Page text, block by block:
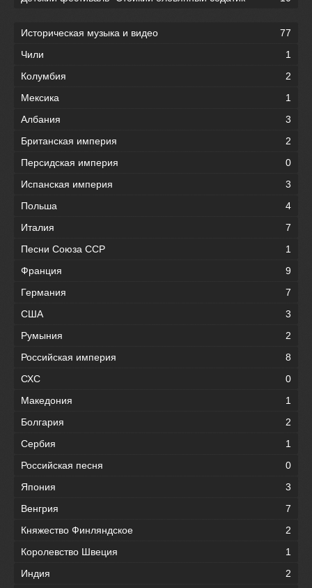
Историческая музыка и видео
77
Чили
1
Колумбия
2
Мексика
1
Албания
3
Британская империя
2
Персидская империя
0
Испанская империя
3
Польша
4
Италия
7
Песни Союза ССР
1
Франция
9
Германия
7
США
3
Румыния
2
Российская империя
8
СХС
0
Македония
1
Болгария
2
Сербия
1
Российская песня
0
Япония
3
Венгрия
7
Княжество Финляндское
2
Королевство Швеция
1
Индия
2